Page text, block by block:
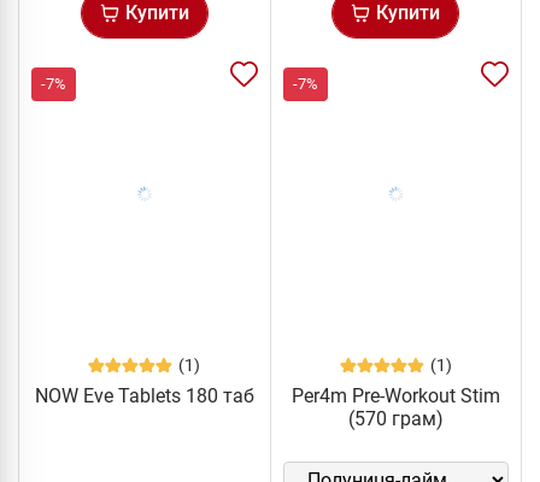
Купити Купити
-7%
(1)
NOW Eve Tablets 180 таб
-7%
(1)
Per4m Pre-Workout Stim
(570 грам)